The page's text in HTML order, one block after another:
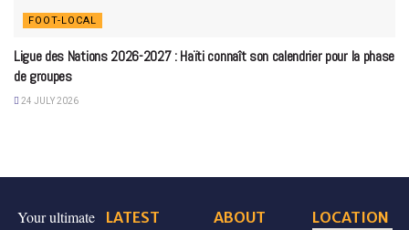
FOOT-LOCAL
Ligue des Nations 2026-2027 : Haïti connaît son calendrier pour la phase
de groupes
24 JULY 2026
Your ultimate
LATEST
ABOUT
LOCATION